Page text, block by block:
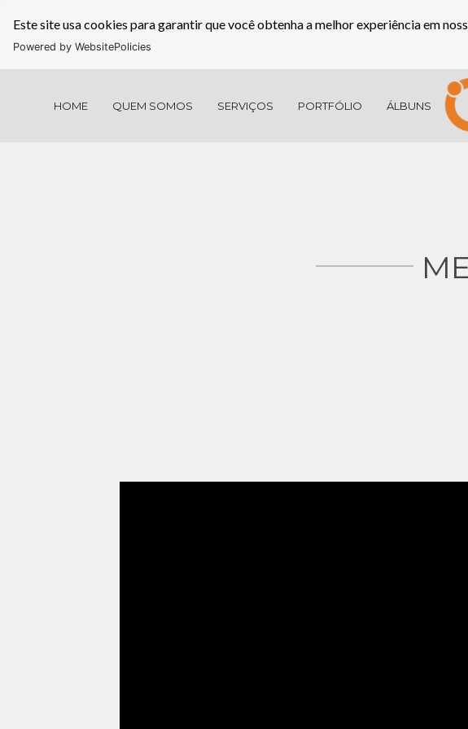
Este site usa cookies para garantir que você obtenha a melhor experiência em
Powered by WebsitePolicies
HOME QUEM SOMOS SERVIÇOS PORTFÓLIO ÁLBUNS